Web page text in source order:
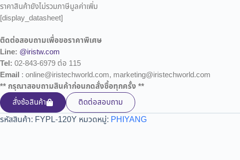
ราคาสินค้ายังไม่รวมภาษีมูลค่าเพิ่ม
[display_datasheet]
ติดต่อสอบถามเพื่อขอราคาพิเศษ
Line: @iristw.com
Tel: 02-843-6979 ต่อ 115
Email : online@iristechworld.com, marketing@iristechworld.com
** กรุณาสอบถามสินค้าก่อนกดสั่งซื้อทุกครั้ง **
สั่งซ้อสินค้า
ติดต่อสอบถาม
รหัสสินค้า: FYPL-120Y หมวดหมู่: PHIYANG